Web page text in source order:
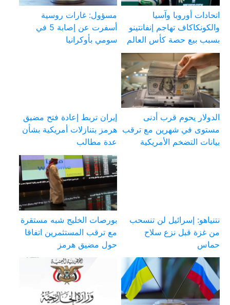
اتحادات أوروبا وآسيا
والكونكاكاف تهاجم إنفانتينو
بسبب بيع حصة كأس العالم
مسؤول: غارات روسية
أسفرت عن إصابة 5 في
سومي بأوكرانيا
الدولار يحوم قرب أدنى
مستوى في شهرين مع ترقب
بيانات التضخم الأمريكية
إيران تربط إعادة فتح مضيق
هرمز بتنازلات أمريكية بشأن
عدة مطالب
نتنياهو: إسرائيل لن تنسحب
من غزة قبل نزع سلاح
حماس
بورصات الخليج شبه مستقرة
مع ترقب المستثمرين اتفاقا
حول مضيق هرمز